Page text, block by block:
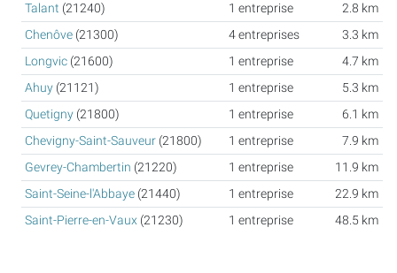
Talant (21240) 1 entreprise
2.8 km
Chenôve (21300) 4 entreprises
3.3 km
Longvic (21600) 1 entreprise
4.7 km
Ahuy (21121) 1 entreprise
5.3 km
Quetigny (21800) 1 entreprise
6.1 km
Chevigny-Saint-Sauveur (21800) 1 entreprise
7.9 km
Gevrey-Chambertin (21220) 1 entreprise
11.9 km
Saint-Seine-l'Abbaye (21440) 1 entreprise
22.9 km
Saint-Pierre-en-Vaux (21230) 1 entreprise 48.5 km